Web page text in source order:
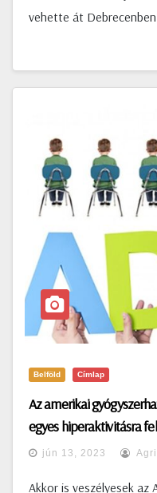
vehette át
Belföld Címlap
Az amerikai
egyes hiperaktivitásra
jún 13, 2023
Akkor is veszélyesek az